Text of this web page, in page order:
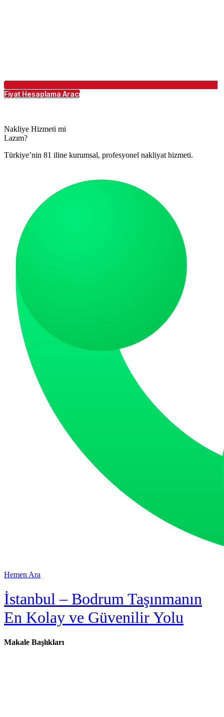
Fiyat Hesaplama Aracı
Nakliye Hizmeti mi
Lazım?
Türkiye’nin 81 iline kurumsal, profesyonel nakliyat hizmeti.
Hemen Ara
İstanbul – Bodrum Taşınmanın
En Kolay ve Güvenilir Yolu
Makale Başlıkları